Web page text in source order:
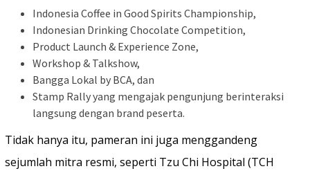
Indonesia Coffee in Good Spirits Championship,
Indonesian Drinking Chocolate Competition,
Product Launch & Experience Zone,
Workshop & Talkshow,
Bangga Lokal by BCA, dan
Stamp Rally yang mengajak pengunjung berinteraksi
langsung dengan brand peserta.
Tidak hanya itu, pameran ini juga menggandeng
sejumlah mitra resmi, seperti Tzu Chi Hospital (TCH